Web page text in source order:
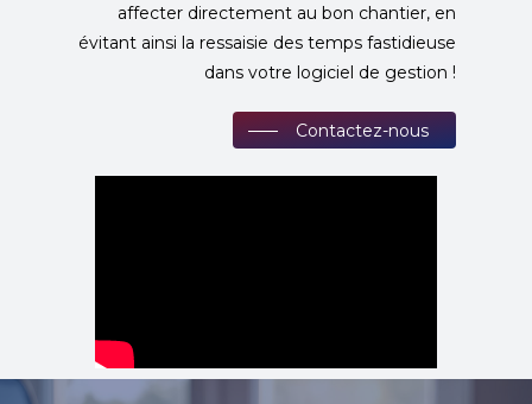
affecter directement au bon chantier, en
évitant ainsi la ressaisie des temps fastidieuse
dans votre logiciel de gestion !
Contactez-nous